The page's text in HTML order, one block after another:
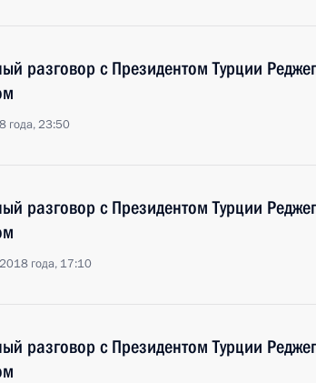
разговор с Президентом Турции
года, 23:50
разговор с Президентом Турции
года, 17:10
разговор с Президентом Турции